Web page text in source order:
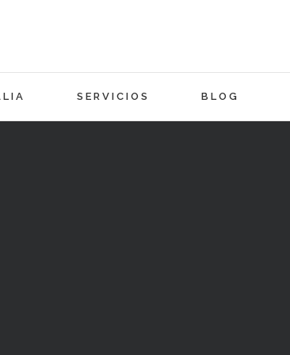
SERVICIOS BLOG